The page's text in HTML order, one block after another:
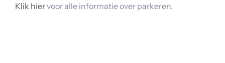
Klik hiervoor alle informatie over parkeren.